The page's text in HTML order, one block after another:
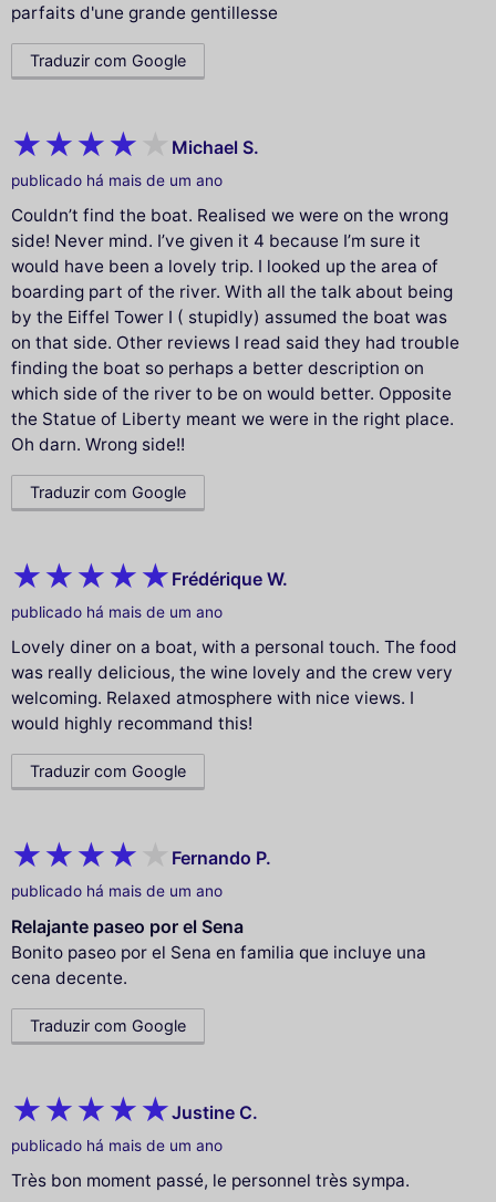
parfaits d'une grande gentillesse
Traduzir com Google
Michael S.
publicado há mais de um ano
Couldn’t find the boat. Realised we were on the wrong
side! Never mind. I’ve given it 4 because I’m sure it
would have been a lovely trip. I looked up the area of
boarding part of the river. With all the talk about being
by the Eiffel Tower I ( stupidly) assumed the boat was
on that side. Other reviews I read said they had trouble
finding the boat so perhaps a better description on
which side of the river to be on would better. Opposite
the Statue of Liberty meant we were in the right place.
Oh darn. Wrong side!!
Traduzir com Google
Frédérique W.
publicado há mais de um ano
Lovely diner on a boat, with a personal touch. The food
was really delicious, the wine lovely and the crew very
welcoming. Relaxed atmosphere with nice views. I
would highly recommand this!
Traduzir com Google
Fernando P.
publicado há mais de um ano
Relajante paseo por el Sena
Bonito paseo por el Sena en familia que incluye una
cena decente.
Traduzir com Google
Justine C.
publicado há mais de um ano
Très bon moment passé, le personnel très sympa.